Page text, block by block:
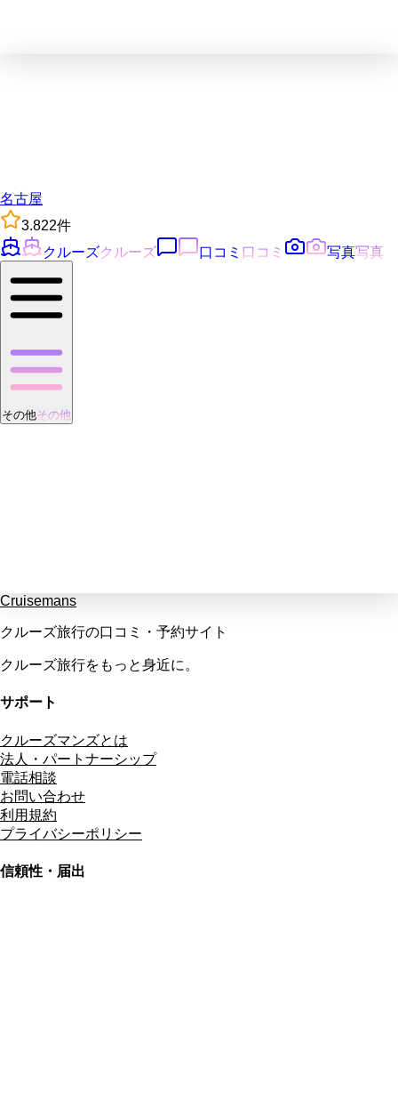
名古屋
3.822件
クルーズクルーズ 口コミ 口コミ 写真写真
その他その他
Cruisemans
クルーズ旅行の口コミ・予約サイト
クルーズ旅行をもっと身近に。
サポート
クルーズマンズとは
法人・パートナーシップ
電話相談
お問い合わせ
利用規約
プライバシーポリシー
信頼性・届出